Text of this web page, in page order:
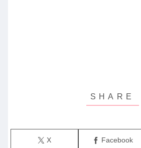
X Facebook